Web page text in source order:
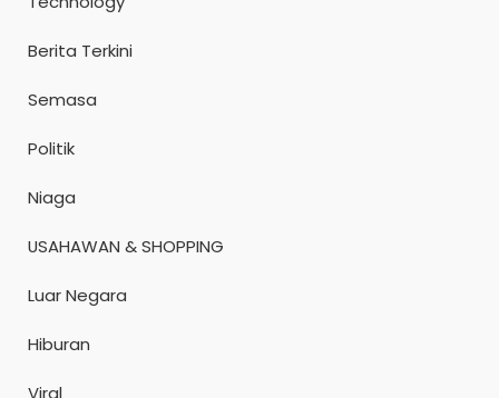
Berita Terkini
Semasa
Politik
Niaga
USAHAWAN & SHOPPING
Luar Negara
Hiburan
Viral